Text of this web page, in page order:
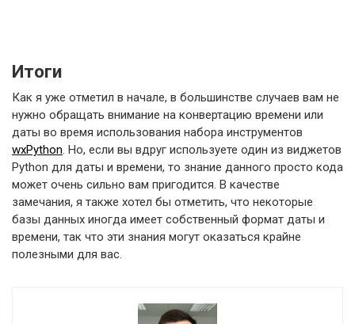
Итоги
Как я уже отметил в начале, в большинстве случаев вам не
нужно обращать внимание на конвертацию времени или
даты во время использования набора инструментов
wxPython. Но, если вы вдруг используете один из виджетов
Python для даты и времени, то знание данного просто кода
может очень сильно вам пригодится. В качестве
замечания, я также хотел бы отметить, что некоторые
базы данных иногда имеет собственный формат даты и
времени, так что эти знания могут оказаться крайне
полезными для вас.